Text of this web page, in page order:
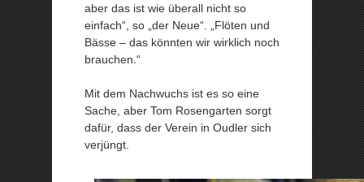
aber das ist wie überall nicht so
einfach“, so „der Neue“. „Flöten und
Bässe – das könnten wir wirklich noch
brauchen.“
Mit dem Nachwuchs ist es so eine
Sache, aber Tom Rosengarten sorgt
dafür, dass der Verein in Oudler sich
verjüngt.